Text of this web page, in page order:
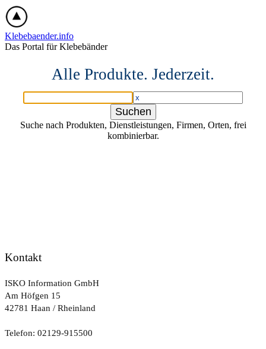
Klebebaender.info
Das Portal für Klebebänder
Alle Produkte. Jederzeit.
Suche nach Produkten, Dienstleistungen, Firmen, Orten, frei
kombinierbar.
Kontakt
ISKO Information GmbH
Am Höfgen 15
42781 Haan / Rheinland
Telefon: 02129-915500